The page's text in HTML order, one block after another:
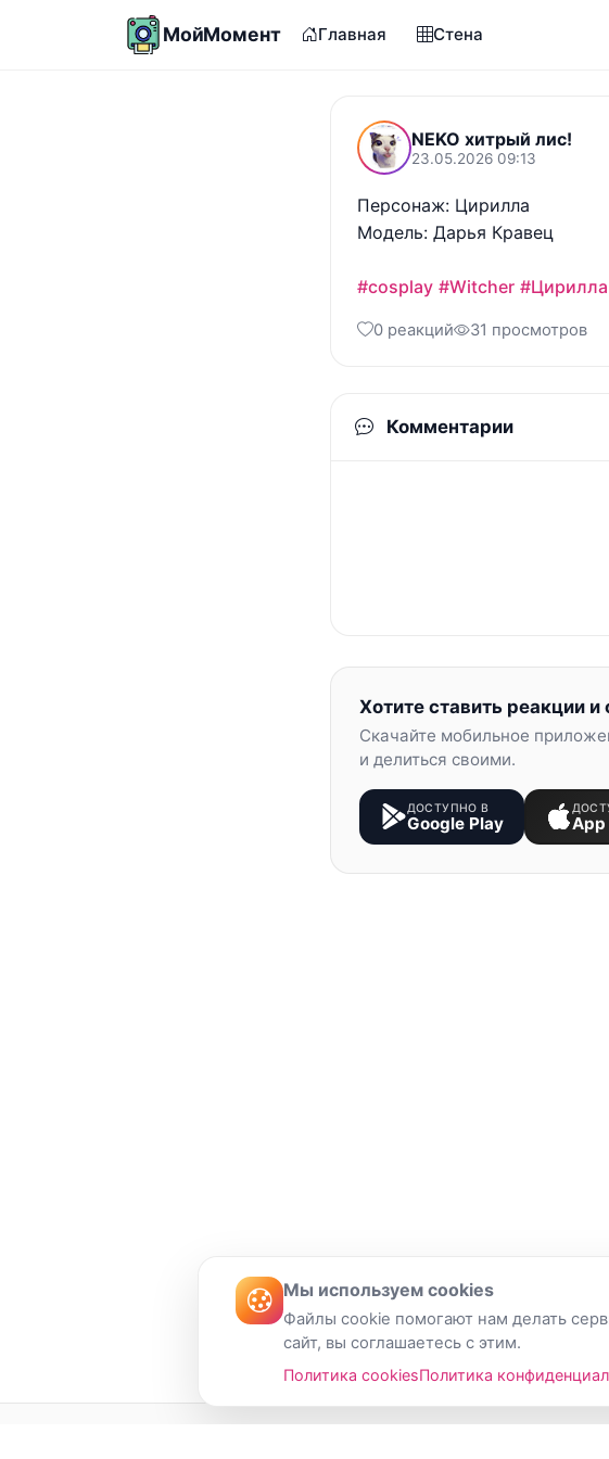
МойМомент Главная Стена
NEKO хитрый лис!
23.05.2026 09:13
Персонаж: Цирилла
Модель: Дарья Кравец
#cosplay #Witcher #Цирилла
0 реакций 31 просмотров
Комментарии
Хотите ставить реакции
Скачайте мобильное
и делиться своими.
ДОСТУПНО В
Google Play App
Мы используем cookies
Файлы cookie помогают нам делать
сайт, вы соглашаетесь с этим.
Политика cookiesПолитика